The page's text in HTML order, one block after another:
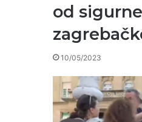
od
10/05/2023